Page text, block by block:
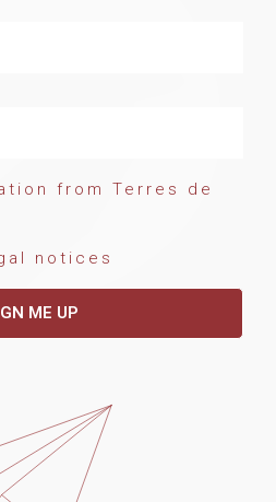
from Terres de
notices
ME UP